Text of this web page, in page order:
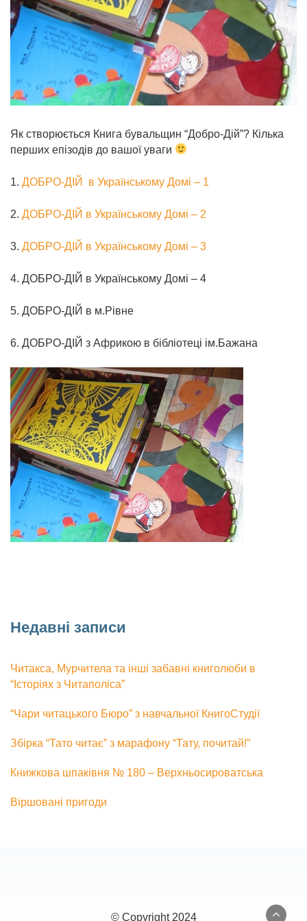
Як створюється Книга бувальщин “Добро-Дій”? Кілька
перших епізодів до вашої уваги
1. ДОБРО-ДІЙ в Українському Домі – 1
2. ДОБРО-ДІЙ в Українському Домі – 2
3. ДОБРО-ДІЙ в Українському Домі – 3
4. ДОБРО-ДІЙ в Українському Домі – 4
5. ДОБРО-ДІЙ в м.Рівне
6. ДОБРО-ДІЙ з Африкою в бібліотеці ім.Бажана
Недавні записи
Читакса, Мурчитела та інші забавні книголюби в
“Історіях з Читаполіса”
“Чари читацького Бюро” з навчальної КнигоСтудії
Збірка “Тато читає” з марафону “Тату, почитай!”
Книжкова шпаківня № 180 – Верхньосироватська
Віршовані пригоди
© Copyright 2024